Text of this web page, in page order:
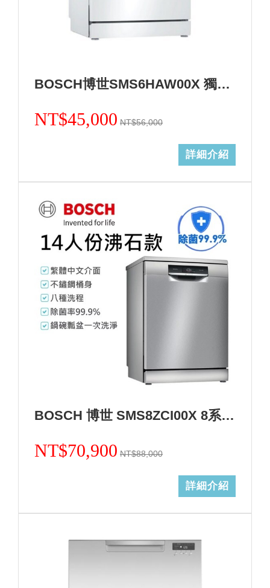
BOSCH博世SMS6HAW00X 獨立式洗碗機+基本安裝(加碼送三寶) (加Line ID:@ye888)
NT$45,000 NT$56,000
詳細介紹
BOSCH 博世 SMS8ZCI00X 8系列沸石獨立式洗碗機+基本安裝(加碼送三寶) (加Line ID:@ye888)
NT$70,900 NT$88,000
詳細介紹